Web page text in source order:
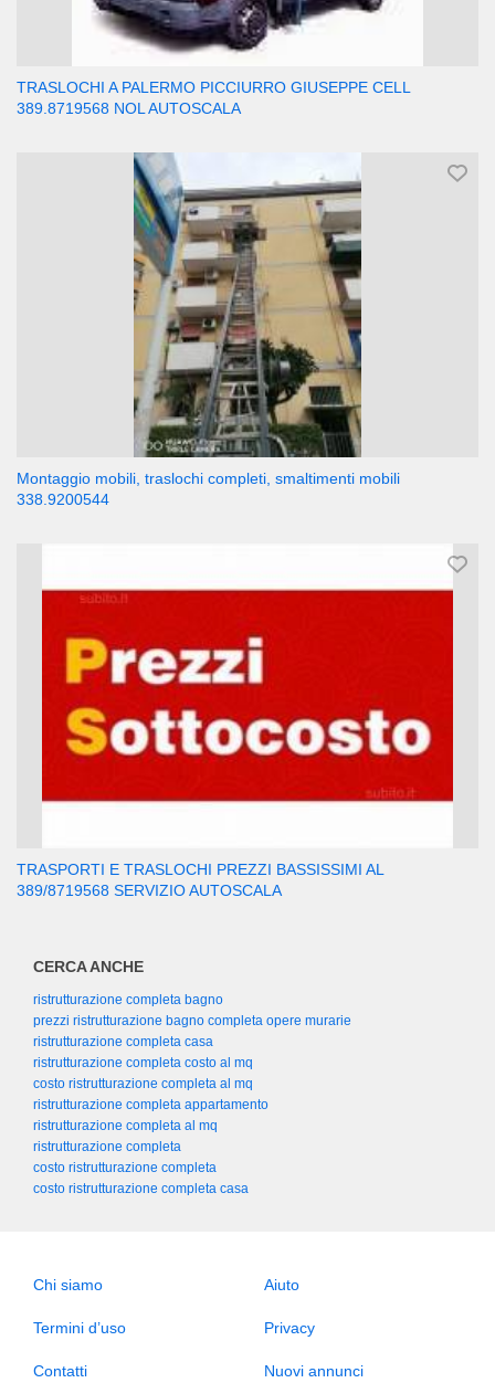
TRASLOCHI A PALERMO PICCIURRO GIUSEPPE CELL
389.8719568 NOL AUTOSCALA
Montaggio mobili, traslochi completi, smaltimenti mobili
338.9200544
TRASPORTI E TRASLOCHI PREZZI BASSISSIMI AL
389/8719568 SERVIZIO AUTOSCALA
CERCA ANCHE
ristrutturazione completa bagno
prezzi ristrutturazione bagno completa opere murarie
ristrutturazione completa casa
ristrutturazione completa costo al mq
costo ristrutturazione completa al mq
ristrutturazione completa appartamento
ristrutturazione completa al mq
ristrutturazione completa
costo ristrutturazione completa
costo ristrutturazione completa casa
Chi siamo Aiuto
Termini d’uso Privacy
Contatti Nuovi annunci